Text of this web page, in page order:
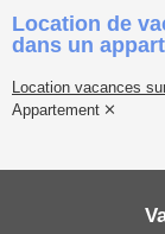
Location de
dans un
Location vacances
Appartement